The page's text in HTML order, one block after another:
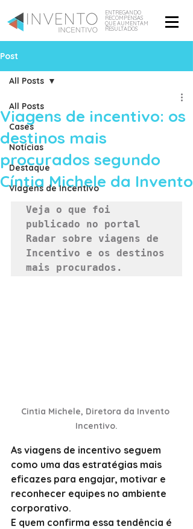
ENTREGANDO
RECOMPENSAS
QUE AUMENTAM
RESULTADOS
Post
All Posts
Cases
Notícias
Destaque
Viagens de Incentivo
All Posts
Viagens de incentivo: os
destinos mais
procurados segundo
Cíntia Michele da Invento
Veja o que foi
publicado no portal
Radar sobre viagens de
Incentivo e os destinos
mais procurados.
Cintia Michele, Diretora da Invento
Incentivo.
As viagens de incentivo seguem
como uma das estratégias mais
eficazes para engajar, motivar e
reconhecer equipes no ambiente
corporativo.
E quem confirma essa tendência é